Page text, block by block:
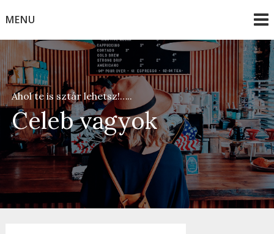
toMENU
Celeb vagyok
Ahol te is sztár lehetsz!…..